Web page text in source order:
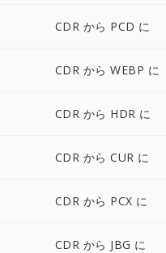
CDR から PCD に
CDR から WEBP に
CDR から HDR に
CDR から CUR に
CDR から PCX に
CDR から JBG に